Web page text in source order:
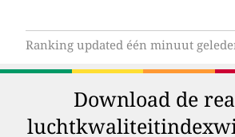
Ranking updated één minuut
Download de